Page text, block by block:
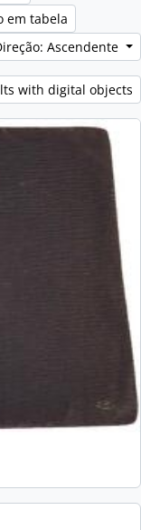
em tabela
Ascendente
with digital objects